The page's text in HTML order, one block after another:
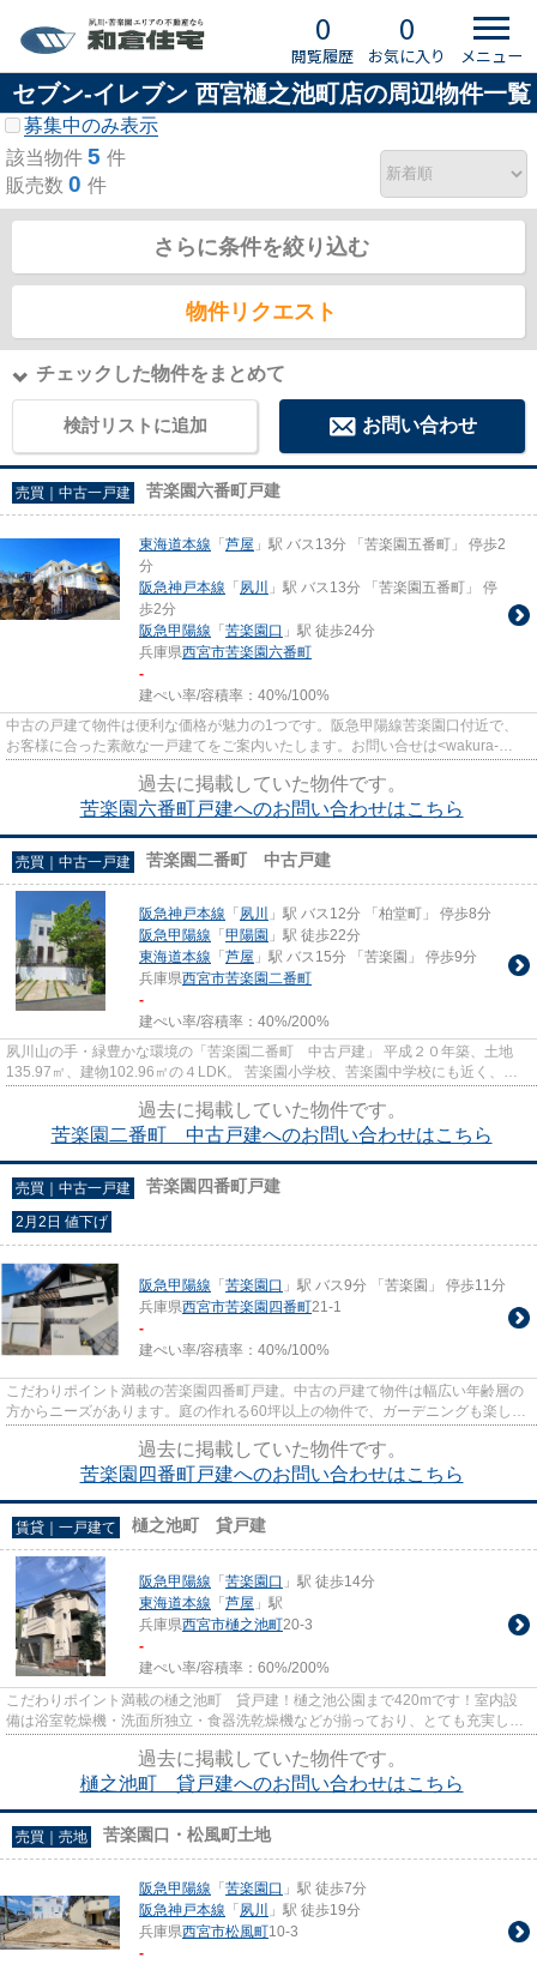
0
閲覧履歴
0
お気に入り メニュー
セブン‐イレブン 西宮樋之池町店の周辺物件一覧
募集中のみ表示
該当物件 5 件
販売数 0 件
さらに条件を絞り込む
物件リクエスト
チェックした物件をまとめて
検討リストに追加 お問い合わせ
売買｜中古一戸建 苦楽園六番町戸建
東海道本線 「芦屋 」駅 バス13分 「苦楽園五番町」 停歩2
分
阪急神戸本線 「夙川
」駅 バス13分 「苦楽園五番町」 停
歩2分
阪急甲陽線 「苦楽園口 」駅 徒歩24分
兵庫県西宮市苦楽園六番町
-
建ぺい率/容積率： 40%/100%
中古の戸建て物件は便利な価格が魅力の1つです。阪急甲陽線苦楽園口付近で、
お客様に合った素敵な一戸建てをご案内いたします。お問い合せは<wakura-
jutaku@muse.ocn.ne.jp>より...
過去に掲載していた物件です。
苦楽園六番町戸建へのお問い合わせはこちら
売買｜中古一戸建 苦楽園二番町 中古戸建
阪急神戸本線 「夙川
」駅 バス12分 「柏堂町」 停歩8分
阪急甲陽線 「甲陽園 」駅 徒歩22分
東海道本線 「芦屋 」駅 バス15分 「苦楽園」 停歩9分
兵庫県西宮市苦楽園二番町
-
建ぺい率/容積率： 40%/200%
夙川山の手・緑豊かな環境の「苦楽園二番町 中古戸建」 平成２０年築、土地
135.97㎡、建物102.96㎡の４LDK。 苦楽園小学校、苦楽園中学校にも近く、子
育て世帯にもお勧めです。 ２階...
過去に掲載していた物件です。
苦楽園二番町 中古戸建へのお問い合わせはこちら
売買｜中古一戸建 苦楽園四番町戸建
2月2日 値下げ
阪急甲陽線 「苦楽園口 」駅 バス9分 「苦楽園」 停歩11分
兵庫県西宮市苦楽園四番町21-1
-
建ぺい率/容積率： 40%/100%
こだわりポイント満載の苦楽園四番町戸建。中古の戸建て物件は幅広い年齢層の
方からニーズがあります。庭の作れる60坪以上の物件で、ガーデニングも楽しむ
ことができます。西宮市エリ...
過去に掲載していた物件です。
苦楽園四番町戸建へのお問い合わせはこちら
賃貸｜一戸建て 樋之池町 貸戸建
阪急甲陽線 「苦楽園口 」駅 徒歩14分
東海道本線 「芦屋 」駅
兵庫県西宮市樋之池町20-3
-
建ぺい率/容積率： 60%/200%
こだわりポイント満載の樋之池町 貸戸建！樋之池公園まで420mです！室内設
備は浴室乾燥機・洗面所独立・食器洗乾燥機などが揃っており、とても充実して
います！閑静な住宅地にある物...
過去に掲載していた物件です。
樋之池町 貸戸建へのお問い合わせはこちら
売買｜売地 苦楽園口・松風町土地
阪急甲陽線 「苦楽園口 」駅 徒歩7分
阪急神戸本線 「夙川
」駅 徒歩19分
兵庫県西宮市松風町10-3
-